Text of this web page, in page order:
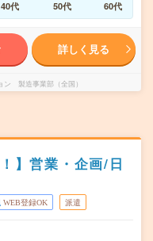
40代 50代 60代
詳しく見る
ン 製造事業部（全国）
】営業・企画/日
WEB登録OK 派遣